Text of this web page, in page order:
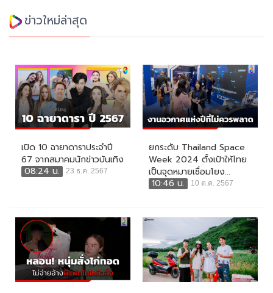
ข่าวใหม่ล่าสุด
เปิด 10 ฉายาดาราประจำปี
67 จากสมาคมนักข่าวบันเทิง
08:24 น.
23 ธ.ค. 2567
ยกระดับ Thailand Space
Week 2024 ตั้งเป้าให้ไทย
เป็นจุดหมายเชื่อมโยง...
10:46 น.
10 ต.ค. 2567